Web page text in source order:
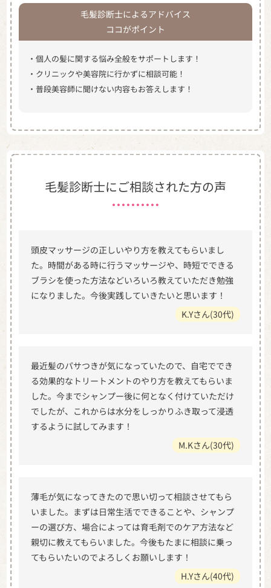
毛髪診断士によるアドバイス
ココがポイント
・個人の髪に関する悩み全般をサポートします！
・クリニックや美容院に行かずに相談可能！
・普段美容師に聞けない内容もお答えします！
毛髪診断士にご相談された方の声
頭皮マッサージの正しいやり方を教えてもらいまし
た。時間がある時に行うマッサージや、時短でできる
ブラシを使った方法などいろいろ教えていただき勉強
になりました。今後実践していきたいと思います！
K.Yさん(30代)
最近髪のパサつきが気になっていたので、自宅ででき
る効果的なトリートメントのやり方を教えてもらいま
した。今までシャンプー後に何となく付けていただけ
でしたが、これからは水分をしっかりふき取って浸透
するように試してみます！
M.Kさん(30代)
薄毛が気になってきたので思い切って相談させてもら
いました。まずは日常生活でできることや、シャンプ
ーの選び方、場合によっては育毛剤でのケア方法など
親切に教えてもらいました。今後もたまに相談に乗っ
てもらいたいのでよろしくお願いします！
H.Yさん(40代)